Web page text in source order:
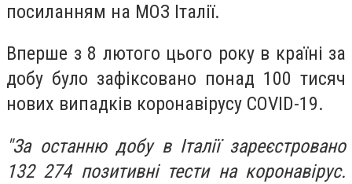
посиланням на МОЗ Італії.
Вперше з 8 лютого цього року в країні за
добу було зафіксовано понад 100 тисяч
нових випадків коронавірусу COVID-19.
"За останню добу в Італії зареєстровано
132 274 позитивні тести на коронавірус.